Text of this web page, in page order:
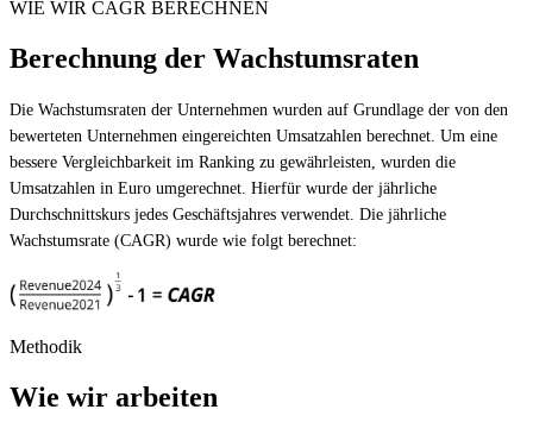
WIE WIR CAGR BERECHNEN
Berechnung der Wachstumsraten
Die Wachstumsraten der Unternehmen wurden auf Grundlage der von den
bewerteten Unternehmen eingereichten Umsatzahlen berechnet. Um eine
bessere Vergleichbarkeit im Ranking zu gewährleisten, wurden die
Umsatzahlen in Euro umgerechnet. Hierfür wurde der jährliche
Durchschnittskurs jedes Geschäftsjahres verwendet. Die jährliche
Wachstumsrate (CAGR) wurde wie folgt berechnet:
Methodik
Wie wir arbeiten